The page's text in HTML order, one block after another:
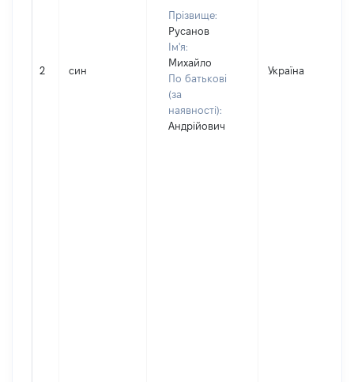
2 син
Прізвище:
Русанов
Ім'я:
Михайло
По батькові
(за
наявності):
Андрійович
Україна